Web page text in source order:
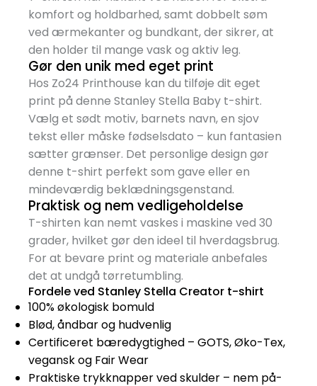
komfort og holdbarhed, samt dobbelt søm
ved ærmekanter og bundkant, der sikrer, at
den holder til mange vask og aktiv leg.
Gør den unik med eget print
Hos Zo24 Printhouse kan du tilføje dit eget
print på denne Stanley Stella Baby t-shirt.
Vælg et sødt motiv, barnets navn, en sjov
tekst eller måske fødselsdato – kun fantasien
sætter grænser. Det personlige design gør
denne t-shirt perfekt som gave eller en
mindeværdig beklædningsgenstand.
Praktisk og nem vedligeholdelse
T-shirten kan nemt vaskes i maskine ved 30
grader, hvilket gør den ideel til hverdagsbrug.
For at bevare print og materiale anbefales
det at undgå tørretumbling.
Fordele ved Stanley Stella Creator t-shirt
100% økologisk bomuld
Blød, åndbar og hudvenlig
Certificeret bæredygtighed – GOTS, Øko-Tex,
vegansk og Fair Wear
Praktiske trykknapper ved skulder – nem på-